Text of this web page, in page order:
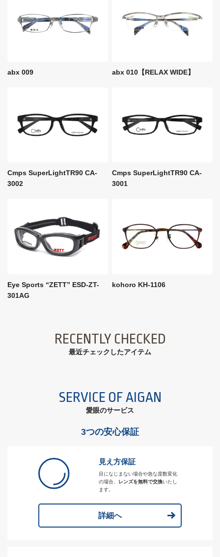
abx 009 abx 010【RELAX WIDE】
Cmps SuperLightTR90 CA-
3002
Cmps SuperLightTR90 CA-
3001
Eye Sports “ZETT” ESD-ZT-
301AG
kohoro KH-1106
RECENTLY CHECKED
最近チェックしたアイテム
SERVICE OF AIGAN
愛眼のサービス
3つの安心保証
見え方保証
目になじまない場合や急な度数変化
の場合、
レンズを無料で交換いたし
ます。
詳細へ